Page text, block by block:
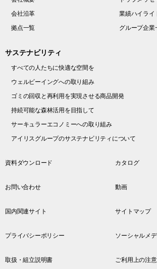
会社沿革
業績ハイライ
拠点一覧
グループ企業
サステナビリティ
すべての人たちに快適な空間を
ウェルビーイングへの取り組み
ゴミの回収と再利用を実現させる商品開発
持続可能な森林活用を目指して
サーキュラーエコノミーへの取り組み
アイリスグループのサステナビリティについて
資料ダウンロード カタログ
お問い合わせ 動画
国内関連サイト サイトマップ
プライバシーポリシー ソーシャルメ
取扱・組立説明書 ご利用上の注意